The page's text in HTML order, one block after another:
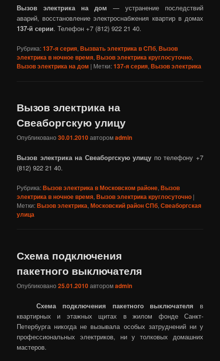
Вызов электрика на дом — устранение последствий
аварий, восстановление электроснабжения квартир в домах
137‎-й серии. Телефон +7 (812) 922 21 40.
Рубрика:137-я серия,Вызвать электрика в СПб,Вызов
электрика в ночное время,Вызов электрика круглосуточно,
Вызов электрика на дом | Метки:137-я серия,Вызов электрика
Вызов электрика на
Свеаборгскую улицу
Опубликовано30.01.2010авторомadmin
Вызов электрика на Свеаборгскую улицу по телефону +7
(812) 922 21 40.
Рубрика:Вызов электрика в Московском районе,Вызов
электрика в ночное время,Вызов электрика круглосуточно |
Метки:Вызов электрика,Московский район СПб,Свеаборгская
улица
Схема подключения
пакетного выключателя
Опубликовано25.01.2010авторомadmin
Схема подключения пакетного выключателя в
квартирных и этажных щитах в жилом фонде Санкт-
Петербурга никогда не вызывала особых затруднений ни у
профессиональных электриков, ни у толковых домашних
мастеров.